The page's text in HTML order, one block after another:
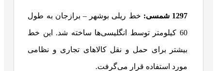
1297 شمسی: خط ریلی بوشهر – برازجان به طول
60 کیلومتر توسط انگلیسی‌ها ساخته شد. این خط
بیشتر برای حمل و نقل کالاهای تجاری و نظامی
مورد استفاده قرار می‌گرفت.